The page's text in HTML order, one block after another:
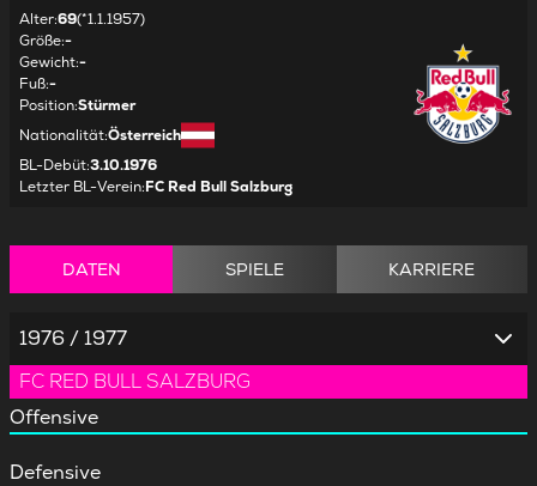
Alter:69(*1.1.1957)
Größe:-
Gewicht:-
Fuß:-
Position:Stürmer
Nationalität:Österreich
BL-Debüt:3.10.1976
Letzter BL-Verein:FC Red Bull Salzburg
DATEN SPIELE KARRIERE
1976 / 1977
FC RED BULL SALZBURG
Offensive
Defensive